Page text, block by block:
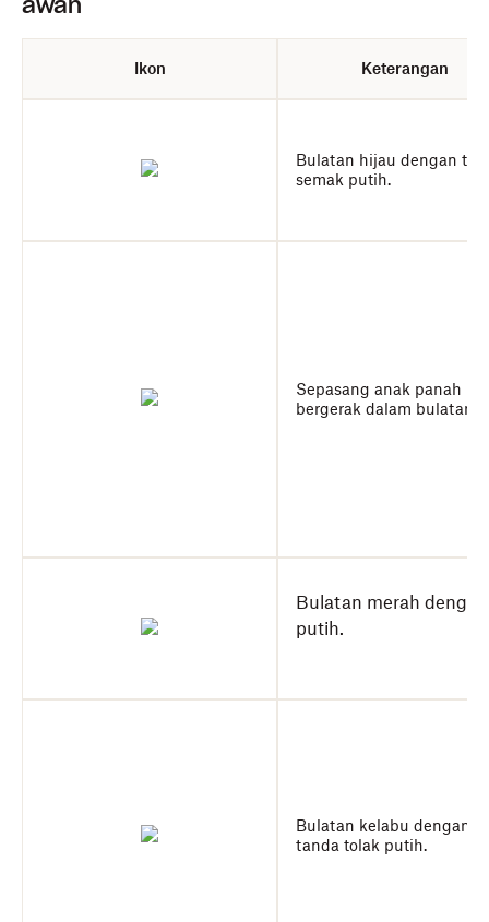
Ikon Keterangan
Bulatan hijau dengan
semak putih.
Sepasang anak panah
bergerak dalam bulatan.
Bulatan merah
putih.
Bulatan kelabu dengan
tanda tolak putih.